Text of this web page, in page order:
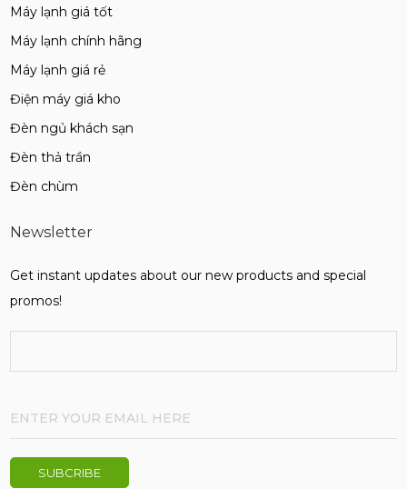
Máy lạnh giá tốt
Máy lạnh chính hãng
Máy lạnh giá rẻ
Điện máy giá kho
Đèn ngủ khách sạn
Đèn thả trần
Đèn chùm
Newsletter
Get instant updates about our new products and special
promos!